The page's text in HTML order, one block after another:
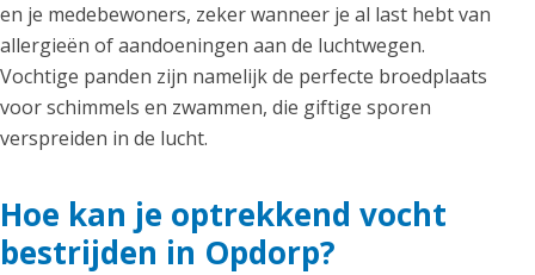
en je medebewoners, zeker wanneer je al last hebt van
allergieën of aandoeningen aan de luchtwegen.
Vochtige panden zijn namelijk de perfecte broedplaats
voor schimmels en zwammen, die giftige sporen
verspreiden in de lucht.
Hoe kan je optrekkend vocht
bestrijden in Opdorp?